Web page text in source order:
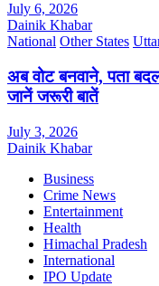
July 6, 2026
Dainik Khabar
National Other States
अब वोट बनवाने, पता
जानें जरूरी बातें
July 3, 2026
Dainik Khabar
Business
Crime News
Entertainment
Health
Himachal Pradesh
International
IPO Update